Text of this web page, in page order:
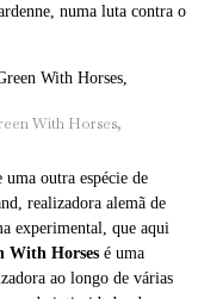
numa luta contra o
With Horses,
outra espécie de
realizadora alemã de
experimental, que aqui
With Horses é uma
ao longo de várias